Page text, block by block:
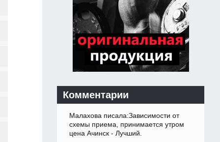
Комментарии
Малахова писала:Зависимости от
схемы приема, принимается утром
цена Ачинск - Лучший.